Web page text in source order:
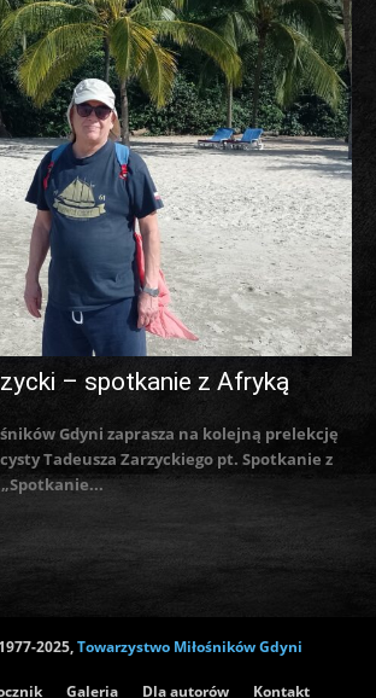
– spotkanie z Afryką
Gdyni zaprasza na kolejną prelekcję
Tadeusza Zarzyckiego pt. Spotkanie z
„Spotkanie...
2025,Towarzystwo Miłośników Gdyni
Galeria Dla autorów Kontakt